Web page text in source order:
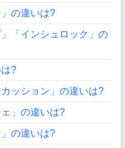
の違いは?
「インシュロック」の
?
ッション」の違いは?
」の違いは?
の違いは?